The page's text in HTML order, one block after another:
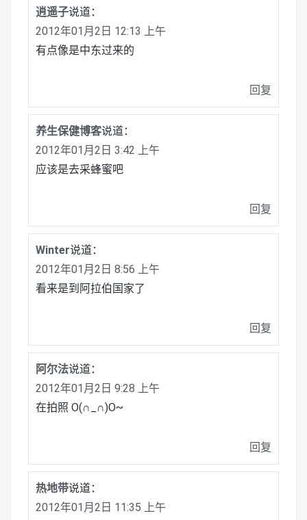
逍遥子说道：
2012年01月2日 12:13 上午
有点像是中东过来的
回复
养生保健博客说道：
2012年01月2日 3:42 上午
应该是去采蜂蜜吧
回复
Winter说道：
2012年01月2日 8:56 上午
看来是到阿拉伯国家了
回复
阿尔法说道：
2012年01月2日 9:28 上午
在拍照 O(∩_∩)O~
回复
热地带说道：
2012年01月2日 11:35 上午